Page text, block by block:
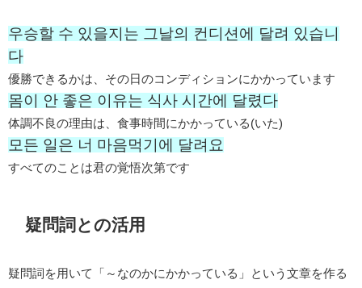
우승할 수 있을지는 그날의 컨디션에 달려 있습니
다
優勝できるかは、その日のコンディションにかかっています
몸이 안 좋은 이유는 식사 시간에 달렸다
体調不良の理由は、食事時間にかかっている(いた)
모든 일은 너 마음먹기에 달려요
すべてのことは君の覚悟次第です
疑問詞との活用
疑問詞を用いて「～なのかにかかっている」という文章を作る